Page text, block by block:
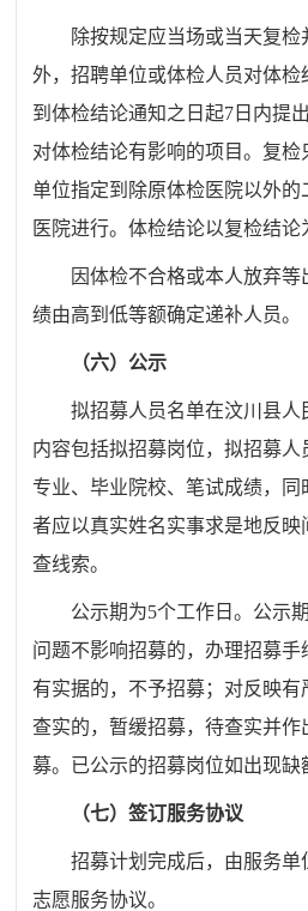
除按规定应当场或当天复检
外，招聘单位或体检人员对体
到体检结论通知之日起7日内提
对体检结论有影响的项目。复检
单位指定到除原体检医院以外的
医院进行。体检结论以复检结论
因体检不合格或本人放弃
绩由高到低等额确定递补人员。
（六）公示
拟招募人员名单在汶川县人
内容包括拟招募岗位，拟招募人
专业、毕业院校、笔试成绩，
者应以真实姓名实事求是地反映
查线索。
公示期为5个工作日。公示
问题不影响招募的，办理招募
有实据的，不予招募；对反映有
查实的，暂缓招募，待查实并作
募。已公示的招募岗位如出现缺
（七）签订服务协议
招募计划完成后，由服务单
志愿服务协议。